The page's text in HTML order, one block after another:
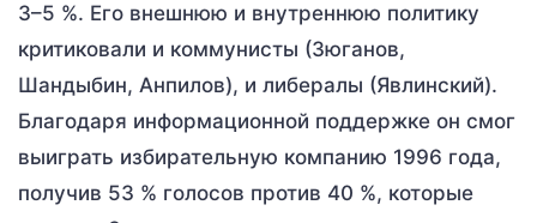
3–5 %. Его внешнюю и внутреннюю политику
критиковали и коммунисты (Зюганов,
Шандыбин, Анпилов), и либералы (Явлинский).
Благодаря информационной поддержке он смог
выиграть избирательную компанию 1996 года,
получив 53 % голосов против 40 %, которые